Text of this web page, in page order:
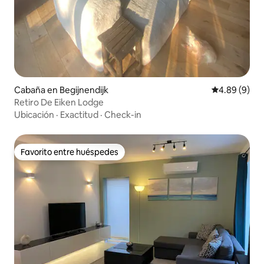
Cabaña en Begijnendijk Calificación
4.89 (9)
Retiro De Eiken Lodge
Ubicación · Exactitud · Check-in
Favorito entre huéspedes
Favorito entre huéspedes